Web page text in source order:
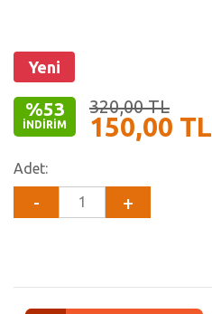
Yeni
%53
İNDIRIM
320,00 TL
150,00 TL
Adet: